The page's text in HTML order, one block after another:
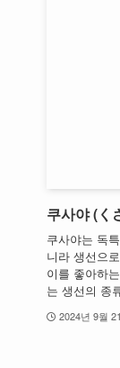
쿠사야 (く
쿠사야는 독
니라 생선으
이를 좋아하
는 생선의 종
2024년 9월